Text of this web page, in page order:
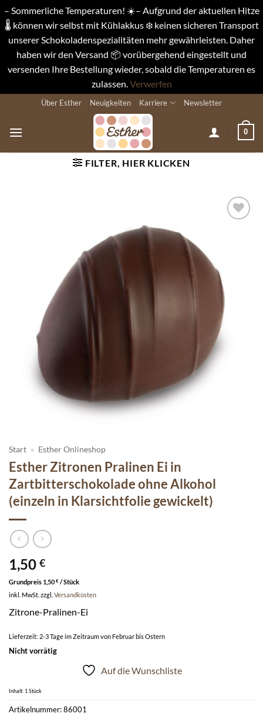
– Sommerliche Temperaturen! ☀️– Aufgrund der aktuellen Hitze
🌡️ können wir selbst mit Kühlakkus ❄️ keinen sicheren Transport
unserer Schokoladenspezialitäten mehr gewährleisten. Daher
haben wir den Versand 📦 vorübergehend eingestellt und
versenden Ihre Bestellung wieder, sobald die Temperaturen es
zulassen.Verwerfen
springen
Über Esther Neuigkeiten Karriere Newsletter
0
FILTER, HIER KLICKEN
Start » Esther Onlineshop
Esther Zitronen Pralinen Ei in
Zartbitterschokolade ohne Alkohol
(einzeln in Klarsichtfolie gewickelt)
1,50 €
Grundpreis 1,50 € /Stück
inkl. MwSt. zzgl. Versandkosten
Zitrone-Pralinen-Ei
Lieferzeit: 2-3 Tage im Zeitraum von Februar bis Ostern
Nicht vorrätig
Auf die Wunschliste
Inhalt: 1 Stück
Artikelnummer:86001